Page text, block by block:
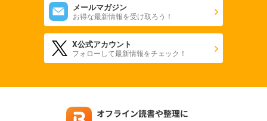
メールマガジン
お得な最新情報を受け取ろう！
X公式アカウント
フォローして最新情報をチェック！